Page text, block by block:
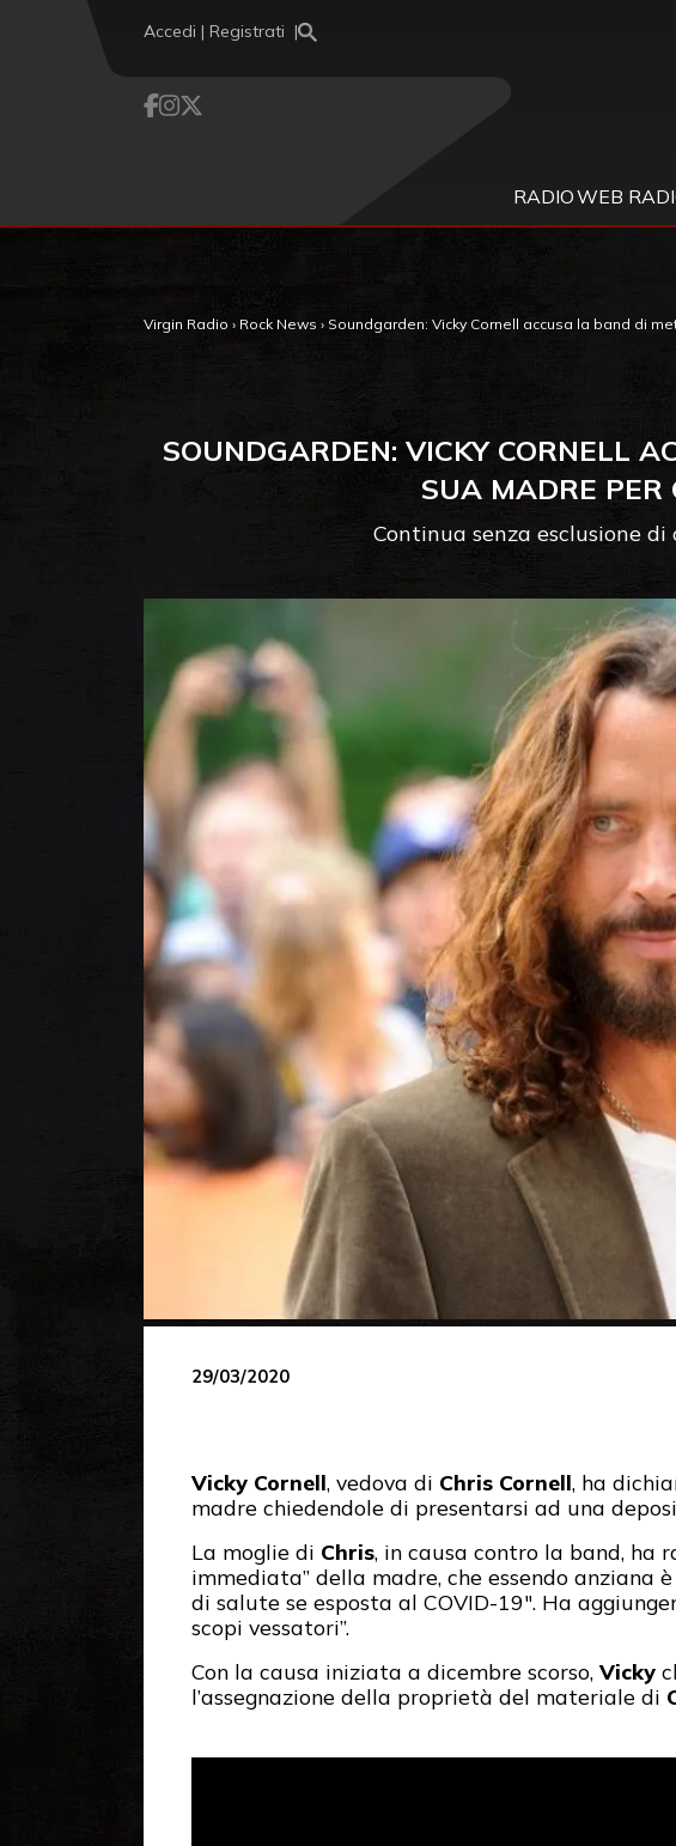
Accedi | Registrati
RADIOWEB
Virgin Radio › Rock News › Soundgarden: Vicky Cornell accusa la band di
SOUNDGARDEN: VICKY CORNELL
SUA MADRE PER
Continua senza esclusione
29/03/2020
Vicky Cornell, vedova di Chris Cornell, ha
madre chiedendole di presentarsi ad una
La moglie di Chris, in causa contro la band, ha
immediata” della madre, che essendo anziana
di salute se esposta al COVID-19″. Ha
scopi vessatori”.
Con la causa iniziata a dicembre scorso, Vicky
l’assegnazione della proprietà del materiale di